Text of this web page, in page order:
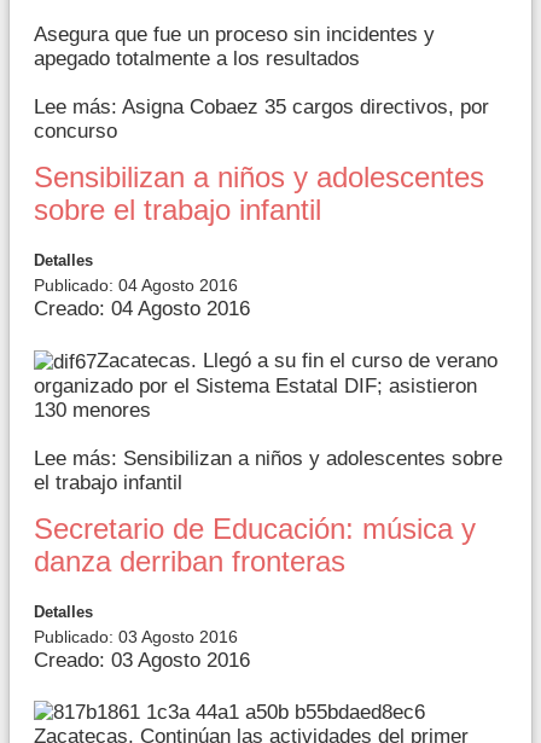
Asegura que fue un proceso sin incidentes y
apegado totalmente a los resultados
Lee más: Asigna Cobaez 35 cargos directivos, por
concurso
Sensibilizan a niños y adolescentes
sobre el trabajo infantil
Detalles
Publicado: 04 Agosto 2016
Creado: 04 Agosto 2016
Zacatecas. Llegó a su fin el curso de verano
organizado por el Sistema Estatal DIF; asistieron
130 menores
Lee más: Sensibilizan a niños y adolescentes sobre
el trabajo infantil
Secretario de Educación: música y
danza derriban fronteras
Detalles
Publicado: 03 Agosto 2016
Creado: 03 Agosto 2016
Zacatecas. Continúan las actividades del primer